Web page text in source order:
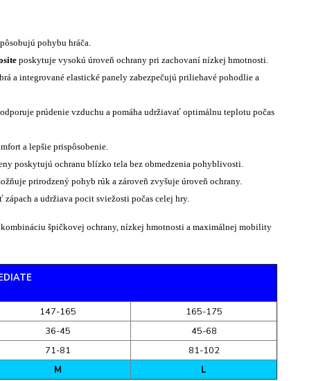
pohybu hráča.
poskytuje vysokú úroveň ochrany pri zachovaní nízkej hmotnosti.
a integrované elastické panely zabezpečujú priliehavé pohodlie a
prúdenie vzduchu a pomáha udržiavať optimálnu teplotu počas
a lepšie prispôsobenie.
poskytujú ochranu blízko tela bez obmedzenia pohyblivosti.
prirodzený pohyb rúk a zároveň zvyšuje úroveň ochrany.
a udržiava pocit sviežosti počas celej hry.
špičkovej ochrany, nízkej hmotnosti a maximálnej mobility
147-165
165-175
36-45
45-68
71-81
81-102
M L